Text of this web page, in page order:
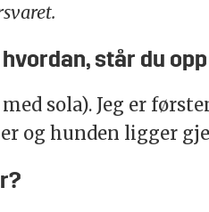
står du
sola). Jeg er
og hunden ligger